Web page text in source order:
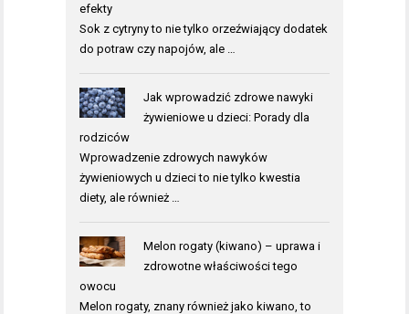
efekty
Sok z cytryny to nie tylko orzeźwiający dodatek
do potraw czy napojów, ale …
Jak wprowadzić zdrowe nawyki
żywieniowe u dzieci: Porady dla
rodziców
Wprowadzenie zdrowych nawyków
żywieniowych u dzieci to nie tylko kwestia
diety, ale również …
Melon rogaty (kiwano) – uprawa i
zdrowotne właściwości tego
owocu
Melon rogaty, znany również jako kiwano, to